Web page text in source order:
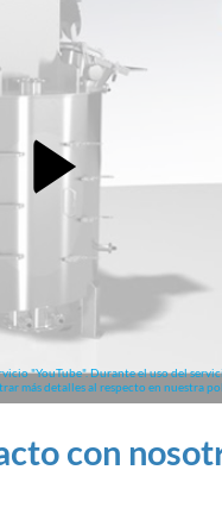
"YouTube". Durante el uso del
más detalles al respecto en nuestra
con